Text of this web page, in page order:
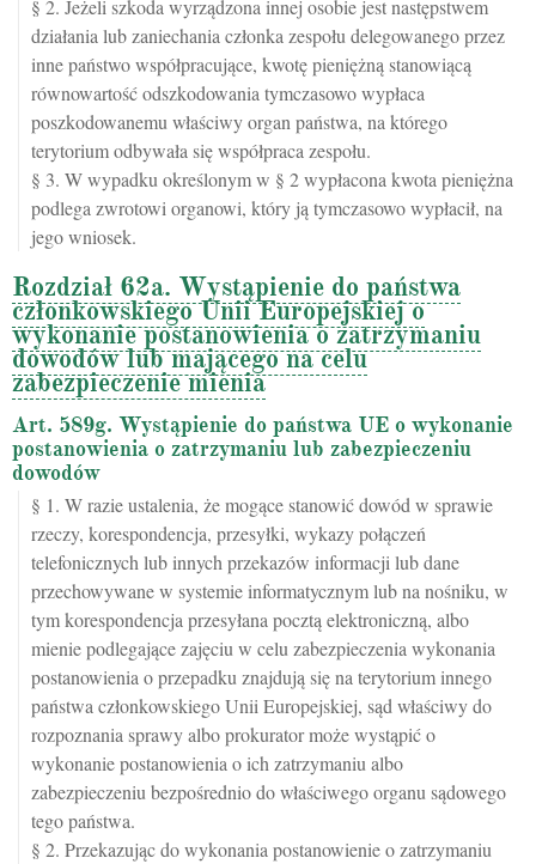
§ 2. Jeżeli szkoda wyrządzona innej osobie jest następstwem
działania lub zaniechania członka zespołu delegowanego przez
inne państwo współpracujące, kwotę pieniężną stanowiącą
równowartość odszkodowania tymczasowo wypłaca
poszkodowanemu właściwy organ państwa, na którego
terytorium odbywała się współpraca zespołu.
§ 3. W wypadku określonym w § 2 wypłacona kwota pieniężna
podlega zwrotowi organowi, który ją tymczasowo wypłacił, na
jego wniosek.
Rozdział 62a. Wystąpienie do państwa
członkowskiego Unii Europejskiej o
wykonanie postanowienia o zatrzymaniu
dowodów lub mającego na celu
zabezpieczenie mienia
Art. 589g. Wystąpienie do państwa UE o wykonanie
postanowienia o zatrzymaniu lub zabezpieczeniu
dowodów
§ 1. W razie ustalenia, że mogące stanowić dowód w sprawie
rzeczy, korespondencja, przesyłki, wykazy połączeń
telefonicznych lub innych przekazów informacji lub dane
przechowywane w systemie informatycznym lub na nośniku, w
tym korespondencja przesyłana pocztą elektroniczną, albo
mienie podlegające zajęciu w celu zabezpieczenia wykonania
postanowienia o przepadku znajdują się na terytorium innego
państwa członkowskiego Unii Europejskiej, sąd właściwy do
rozpoznania sprawy albo prokurator może wystąpić o
wykonanie postanowienia o ich zatrzymaniu albo
zabezpieczeniu bezpośrednio do właściwego organu sądowego
tego państwa.
§ 2. Przekazując do wykonania postanowienie o zatrzymaniu